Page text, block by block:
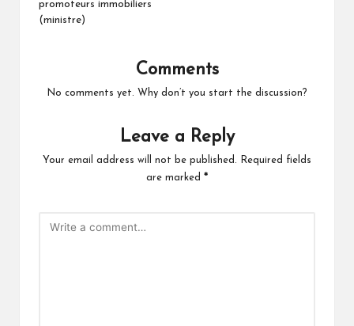
promoteurs immobiliers
(ministre)
Comments
No comments yet. Why don’t you start the discussion?
Leave a Reply
Your email address will not be published.
Required fields
are marked *